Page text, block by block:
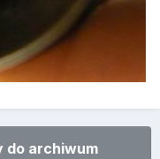
do archiwum